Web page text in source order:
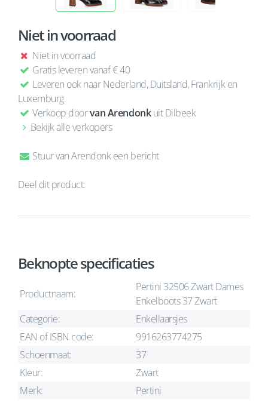
Niet in voorraad
Niet in voorraad
Gratis leveren vanaf € 40
Leveren ook naar Nederland, Duitsland, Frankrijk en
Luxemburg
Verkoop doorvan Arendonkuit Dilbeek
Bekijk alle verkopers
Stuur van Arendonk een bericht
Deel dit product:
Beknopte specificaties
Productnaam:
Pertini 32506 Zwart Dames
Enkelboots 37 Zwart
Categorie:
Enkellaarsjes
EAN of ISBN code:
9916263774275
Schoenmaat:
37
Kleur:
Zwart
Merk:
Pertini